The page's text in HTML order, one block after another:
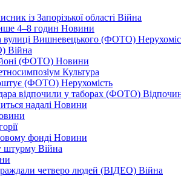
із Запорізької області Війна
4–8 годин Новини
вулиці Вишневецького (ФОТО)
Війна
(ФОТО) Новини
Культура
(ФОТО) Нерухомість
відпочили у таборах (ФОТО)
надалі Новини
фонді Новини
штурму Війна
четверо людей (ВІДЕО) Війна